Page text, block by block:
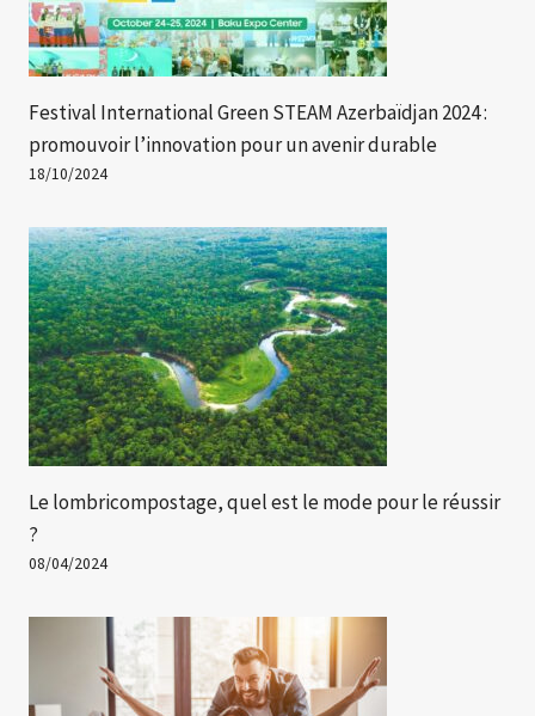
Festival International Green STEAM Azerbaïdjan 2024 :
promouvoir l’innovation pour un avenir durable
18/10/2024
Le lombricompostage, quel est le mode pour le réussir
?
08/04/2024